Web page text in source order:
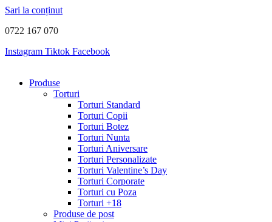
Sari la conținut
0722 167 070
Instagram Tiktok Facebook
Produse
Torturi
Torturi Standard
Torturi Copii
Torturi Botez
Torturi Nunta
Torturi Aniversare
Torturi Personalizate
Torturi Valentine’s Day
Torturi Corporate
Torturi cu Poza
Torturi +18
Produse de post